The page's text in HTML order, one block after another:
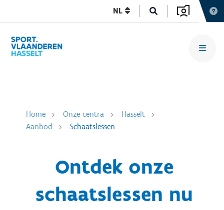
NL
Home Onze centra
Hasselt
Aanbod
Schaatslessen
Ontdek onze
schaatslessen nu